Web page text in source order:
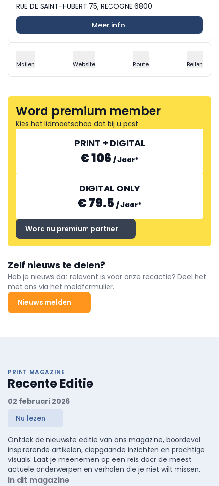
RUE DE SAINT-HUBERT 75, RECOGNE 6800
Meer info
Mailen Website Route Bellen
Word premium member
Kies het lidmaatschap dat bij u past
PRINT + DIGITAL
€ 106 /Jaar*
DIGITAL ONLY
€ 79.5 /Jaar*
Word nu premium partner
Zelf nieuws te delen?
Heb je nieuws dat relevant is voor onze redactie? Deel het
met ons via het meldformulier.
Nieuws melden
PRINT MAGAZINE
Recente Editie
02 februari 2026
Nu lezen
Ontdek de nieuwste editie van ons magazine, boordevol
inspirerende artikelen, diepgaande inzichten en prachtige
visuals. Laat je meenemen op een reis door de meest
actuele onderwerpen en verhalen die je niet wilt missen.
In dit magazine